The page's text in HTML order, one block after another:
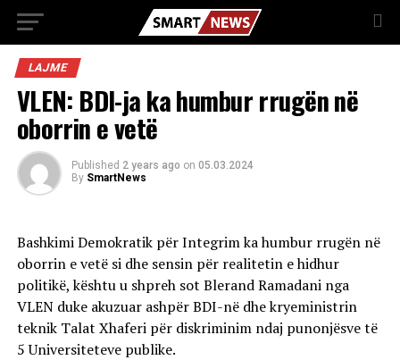
LAJME
VLEN: BDI-ja ka humbur rrugën në
oborrin e vetë
Published 2 years ago on 05.03.2024
By SmartNews
Bashkimi Demokratik për Integrim ka humbur rrugën në
oborrin e vetë si dhe sensin për realitetin e hidhur
politikë, kështu u shpreh sot Blerand Ramadani nga
VLEN duke akuzuar ashpër BDI-në dhe kryeministrin
teknik Talat Xhaferi për diskriminim ndaj punonjësve të
5 Universiteteve publike.